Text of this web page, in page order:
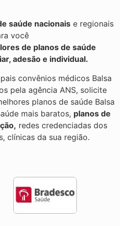
saúde nacionaise regionais
você
de planos de saúde
adesão e individual.
convênios médicos Balsa
pela agência ANS, solicite
planos de saúde Balsa
mais baratos, planos de
redes credenciadas dos
clínicas da sua região.